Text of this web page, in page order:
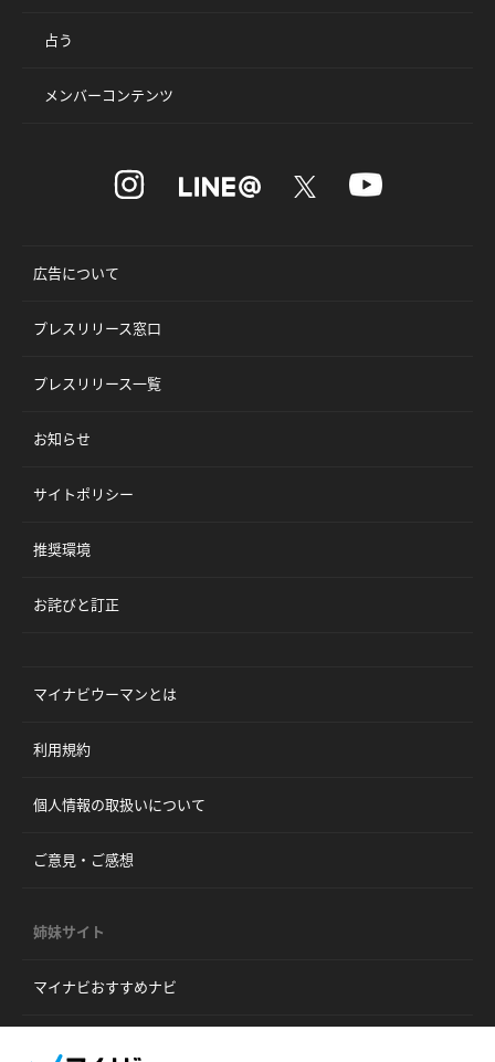
占う
メンバーコンテンツ
広告について
プレスリリース窓口
プレスリリース一覧
お知らせ
サイトポリシー
推奨環境
お詫びと訂正
マイナビウーマンとは
利用規約
個人情報の取扱いについて
ご意見・ご感想
姉妹サイト
マイナビおすすめナビ